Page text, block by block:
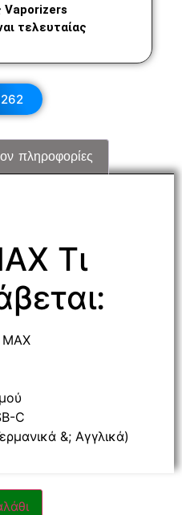
Vaporizers
τελευταίας
πληροφορίες
Τι
C
&; Αγγλικά)